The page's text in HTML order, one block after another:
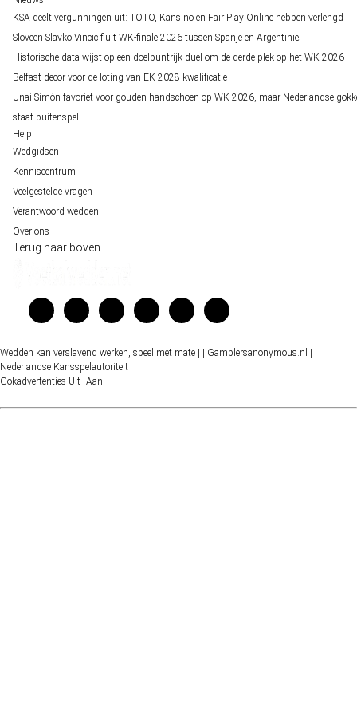
KSA deelt vergunningen uit: TOTO, Kansino en Fair Play Online hebben verlengd
Sloveen Slavko Vincic fluit WK-finale 2026 tussen Spanje en Argentinië
Historische data wijst op een doelpuntrijk duel om de derde plek op het WK 2026
Belfast decor voor de loting van EK 2028 kwalificatie
Unai Simón favoriet voor gouden handschoen op WK 2026, maar Nederlandse
staat buitenspel
Help
Wedgidsen
Kenniscentrum
Veelgestelde vragen
Verantwoord wedden
Over ons
Terug naar boven
Wedden kan verslavend werken, speel met mate | | Gamblersanonymous.nl |
Nederlandse Kansspelautoriteit
Gokadvertenties Uit Aan